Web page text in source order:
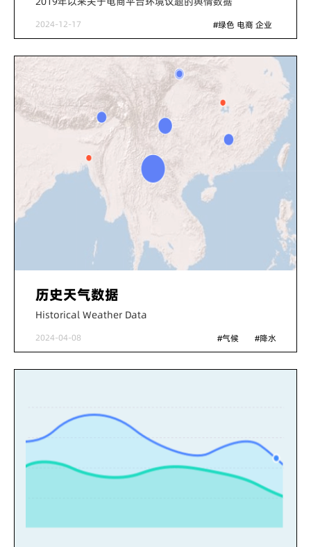
2024-12-17 #绿色 电商 企业
历史天气数据
Historical Weather Data
2024-04-08 #气候 #降水